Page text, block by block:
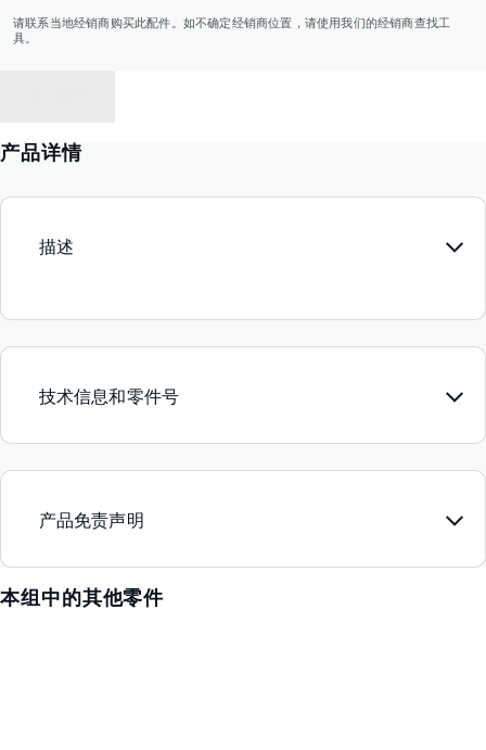
请联系当地经销商购买此配件。如不确定经销商位置，请使用我们的经销商查找工
具。
产品详情
描述
技术信息和零件号
产品免责声明
本组中的其他零件